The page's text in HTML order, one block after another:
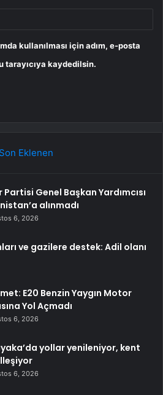
kullanılması için adım, e-posta
tarayıcıya kaydedilsin.
Son Eklenen
Partisi Genel Başkan Yardımcısı
alınmadı
6, 2026
ve gazilere destek: Adil olanı
E20 Benzin Yaygın Motor
Yol Açmadı
6, 2026
yollar yenileniyor, kent
6, 2026